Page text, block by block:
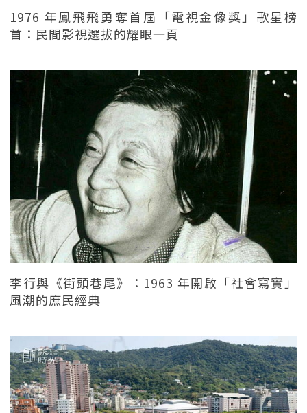
1976 年鳳飛飛勇奪首屆「電視金像獎」歌星榜
首：民間影視選拔的耀眼一頁
李行與《街頭巷尾》：1963 年開啟「社會寫實」
風潮的庶民經典